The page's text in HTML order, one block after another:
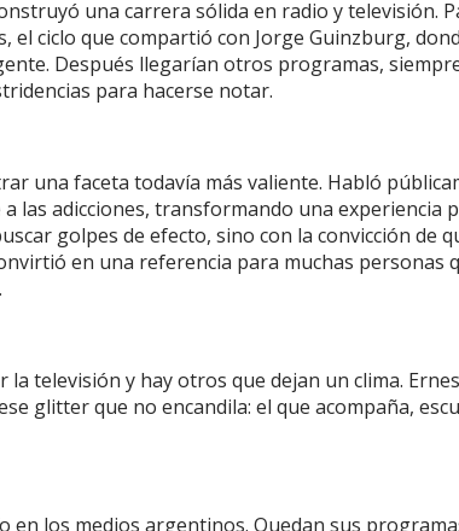
una carrera sólida en radio y televisión.
el ciclo que compartió con Jorge Guinzburg,
Después llegarían otros programas,
para hacerse notar.
una faceta todavía más valiente. Habló
las adicciones, transformando una experiencia
golpes de efecto, sino con la convicción de
en una referencia para muchas
la televisión y hay otros que dejan un clima.
glitter que no encandila: el que acompaña,
en los medios argentinos. Quedan sus